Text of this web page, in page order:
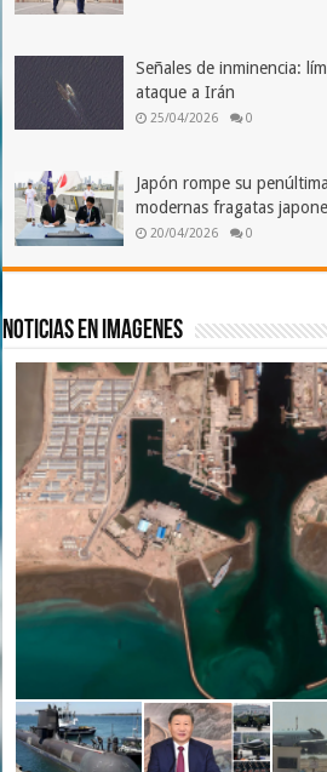
Señales de inminencia:
ataque a Irán
25/04/2026 0
Japón rompe su
modernas fragatas
20/04/2026 0
Noticias en imagenes